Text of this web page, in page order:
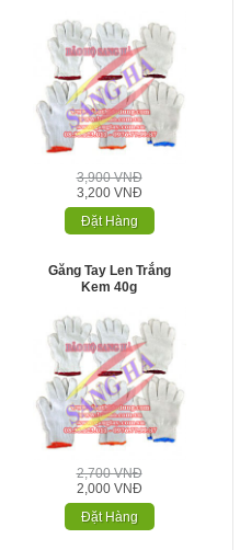
3,900 VNĐ
3,200 VNĐ
Đặt Hàng
Găng Tay Len Trắng
Kem 40g
2,700 VNĐ
2,000 VNĐ
Đặt Hàng